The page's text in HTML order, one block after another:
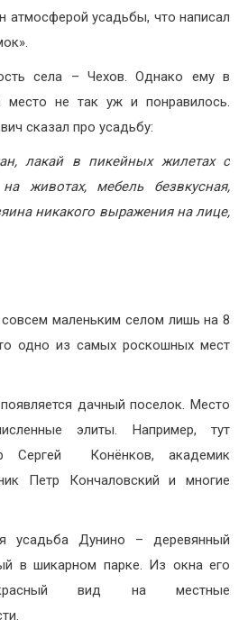
атмосферой усадьбы, что написал
села – Чехов. Однако ему в
место не так уж и понравилось.
сказал про усадьбу:
лакай в пикейных жилетах с
животах, мебель безвкусная,
никакого выражения на лице,
маленьким селом лишь на 8
одно из самых роскошных мест
дачный поселок. Место
элиты. Например, тут
Сергей Конёнков, академик
Петр Кончаловский и многие
усадьба Дунино – деревянный
в шикарном парке. Из окна его
вид на местные